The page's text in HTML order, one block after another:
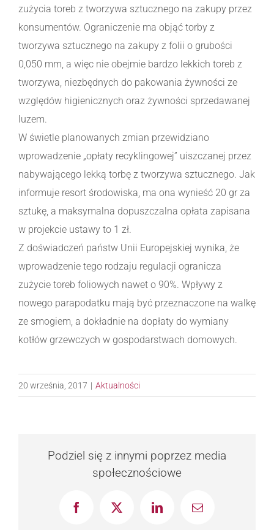
zużycia toreb z tworzywa sztucznego na zakupy przez
konsumentów. Ograniczenie ma objąć torby z
tworzywa sztucznego na zakupy z folii o grubości
0,050 mm, a więc nie obejmie bardzo lekkich toreb z
tworzywa, niezbędnych do pakowania żywności ze
względów higienicznych oraz żywności sprzedawanej
luzem.
W świetle planowanych zmian przewidziano
wprowadzenie „opłaty recyklingowej” uiszczanej przez
nabywającego lekką torbę z tworzywa sztucznego. Jak
informuje resort środowiska, ma ona wynieść 20 gr za
sztukę, a maksymalna dopuszczalna opłata zapisana
w projekcie ustawy to 1 zł.
Z doświadczeń państw Unii Europejskiej wynika, że
wprowadzenie tego rodzaju regulacji ogranicza
zużycie toreb foliowych nawet o 90%. Wpływy z
nowego parapodatku mają być przeznaczone na walkę
ze smogiem, a dokładnie na dopłaty do wymiany
kotłów grzewczych w gospodarstwach domowych.
20 września, 2017 | Aktualności
Podziel się z innymi poprzez media
społecznościowe
FacebookX LinkedInEmail